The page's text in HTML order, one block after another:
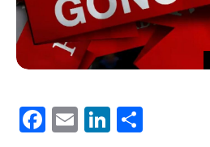
Facebook
EmailLinkedIn